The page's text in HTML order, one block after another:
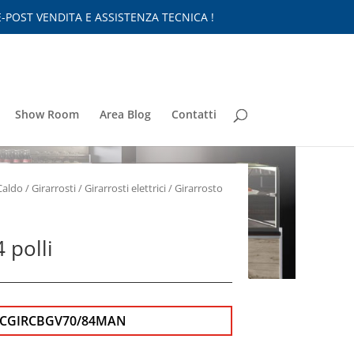
VENDITA E ASSISTENZA TECNICA !
Show Room Area Blog Contatti
/Girarrosti/Girarrosti elettrici/ Girarrosto
polli
84MAN